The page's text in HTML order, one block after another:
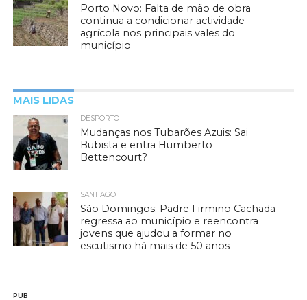
Porto Novo: Falta de mão de obra
continua a condicionar actividade
agrícola nos principais vales do
município
MAIS LIDAS
DESPORTO
Mudanças nos Tubarões Azuis: Sai
Bubista e entra Humberto
Bettencourt?
SANTIAGO
São Domingos: Padre Firmino Cachada
regressa ao município e reencontra
jovens que ajudou a formar no
escutismo há mais de 50 anos
PUB